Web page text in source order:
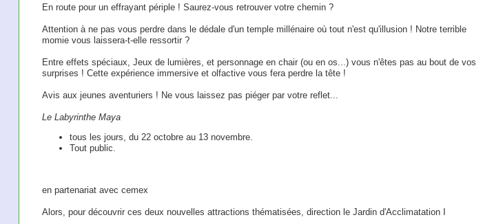
En route pour un effrayant périple ! Saurez-vous retrouver votre chemin ?
Attention à ne pas vous perdre dans le dédale d'un temple millénaire où tout n'est qu'illusion ! Notre terrible
momie vous laissera-t-elle ressortir ?
Entre effets spéciaux, Jeux de lumières, et personnage en chair (ou en os...) vous n'êtes pas au bout de vos
surprises ! Cette expérience immersive et olfactive vous fera perdre la tête !
Avis aux jeunes aventuriers ! Ne vous laissez pas piéger par votre reflet...
Le Labyrinthe Maya
tous les jours, du 22 octobre au 13 novembre.
Tout public.
en partenariat avec cemex
Alors, pour découvrir ces deux nouvelles attractions thématisées, direction le Jardin d'Acclimatation I